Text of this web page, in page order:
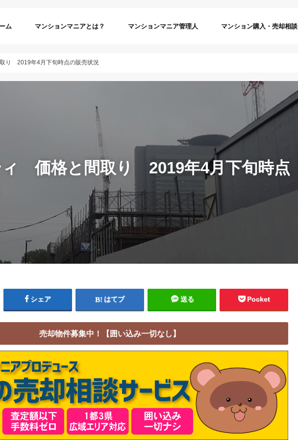
ム マンションマニアとは？ マンションマニア管理人 マンション購入・売却相談
り 2019年4月下旬時点の販売状況
ィ 価格と間取り 2019年4月下旬時点
シェア はてブ 送る Pocket
売却物件募集中！【囲い込み一切なし】